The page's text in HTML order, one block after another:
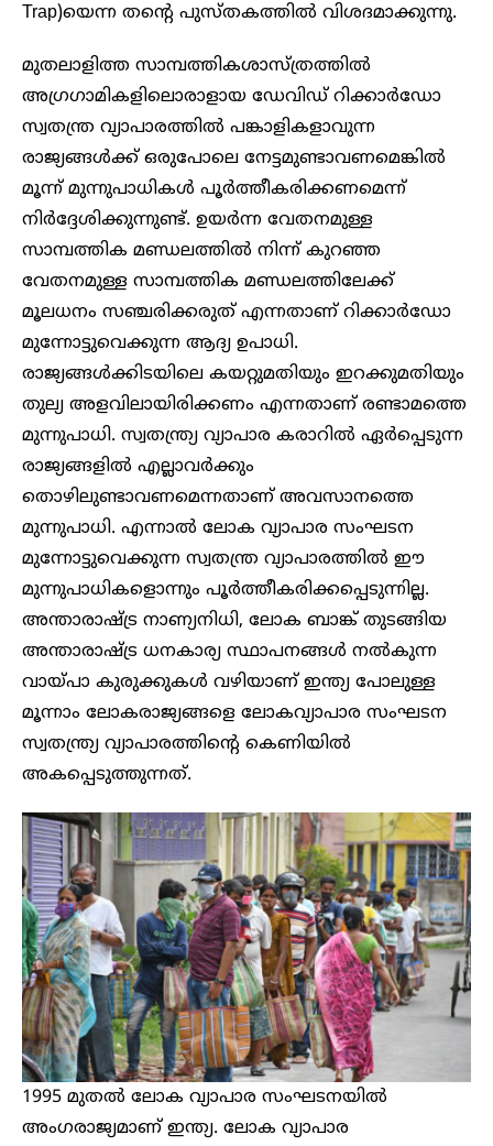
Trap)യെന്ന തന്റെ പുസ്തകത്തിൽ വിശദമാക്കുന്നു.
മുതലാളിത്ത സാമ്പത്തികശാസ്ത്രത്തിൽ
അഗ്രഗാമികളിലൊരാളായ ഡേവിഡ് റിക്കാർഡോ
സ്വതന്ത്ര വ്യാപാരത്തിൽ പങ്കാളികളാവുന്ന
രാജ്യങ്ങൾക്ക് ഒരുപോലെ നേട്ടമുണ്ടാവണമെങ്കിൽ
മൂന്ന് മുന്നുപാധികൾ പൂർത്തീകരിക്കണമെന്ന്
നിർദ്ദേശിക്കുന്നുണ്ട്. ഉയർന്ന വേതനമുള്ള
സാമ്പത്തിക മണ്ഡലത്തിൽ നിന്ന് കുറഞ്ഞ
വേതനമുള്ള സാമ്പത്തിക മണ്ഡലത്തിലേക്ക്
മൂലധനം സഞ്ചരിക്കരുത് എന്നതാണ് റിക്കാർഡോ
മുന്നോട്ടുവെക്കുന്ന ആദ്യ ഉപാധി.
രാജ്യങ്ങൾക്കിടയിലെ കയറ്റുമതിയും ഇറക്കുമതിയും
തുല്യ അളവിലായിരിക്കണം എന്നതാണ് രണ്ടാമത്തെ
മുന്നുപാധി. സ്വതന്ത്ര്യ വ്യാപാര കരാറിൽ ഏർപ്പെടുന്ന
രാജ്യങ്ങളിൽ എല്ലാവർക്കും
തൊഴിലുണ്ടാവണമെന്നതാണ് അവസാനത്തെ
മുന്നുപാധി. എന്നാൽ ലോക വ്യാപാര സംഘടന
മുന്നോട്ടുവെക്കുന്ന സ്വതന്ത്ര വ്യാപാരത്തിൽ ഈ
മുന്നുപാധികളൊന്നും പൂർത്തീകരിക്കപ്പെടുന്നില്ല.
അന്താരാഷ്ട്ര നാണ്യനിധി, ലോക ബാങ്ക് തുടങ്ങിയ
അന്താരാഷ്ട്ര ധനകാര്യ സ്ഥാപനങ്ങൾ നൽകുന്ന
വായ്പാ കുരുക്കുകൾ വഴിയാണ് ഇന്ത്യ പോലുള്ള
മൂന്നാം ലോകരാജ്യങ്ങളെ ലോകവ്യാപാര സംഘടന
സ്വതന്ത്ര്യ വ്യാപാരത്തിന്റെ കെണിയിൽ
അകപ്പെടുത്തുന്നത്.
1995 മുതൽ ലോക വ്യാപാര സംഘടനയിൽ
അംഗരാജ്യമാണ് ഇന്ത്യ. ലോക വ്യാപാര